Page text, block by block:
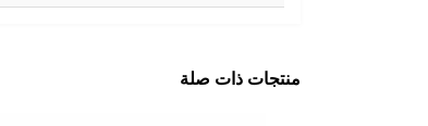
منتجات ذات صلة